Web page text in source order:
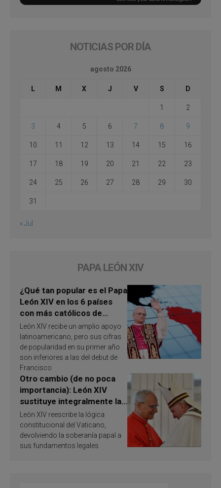
NOTICIAS POR DÍA
agosto 2026
L M X J V S D
1 2
3 4 5 6 7 8 9
10 11 12 13 14 15 16
17 18 19 20 21 22 23
24 25 26 27 28 29 30
31
« Jul
PAPA LEÓN XIV
¿Qué tan popular es el Papa
León XIV en los 6 países
con más católicos de
América Latina en 2026?
Publican resultados de
investigación
León XIV recibe un amplio apoyo
latinoamericano, pero sus cifras
de popularidad en su primer año
son inferiores a las del debut de
Francisco
Otro cambio (de no poca
importancia): León XIV
sustituye integralmente la
ley vaticana de Papa
Francisco
León XIV reescribe la lógica
constitucional del Vaticano,
devolviendo la soberanía papal a
sus fundamentos legales